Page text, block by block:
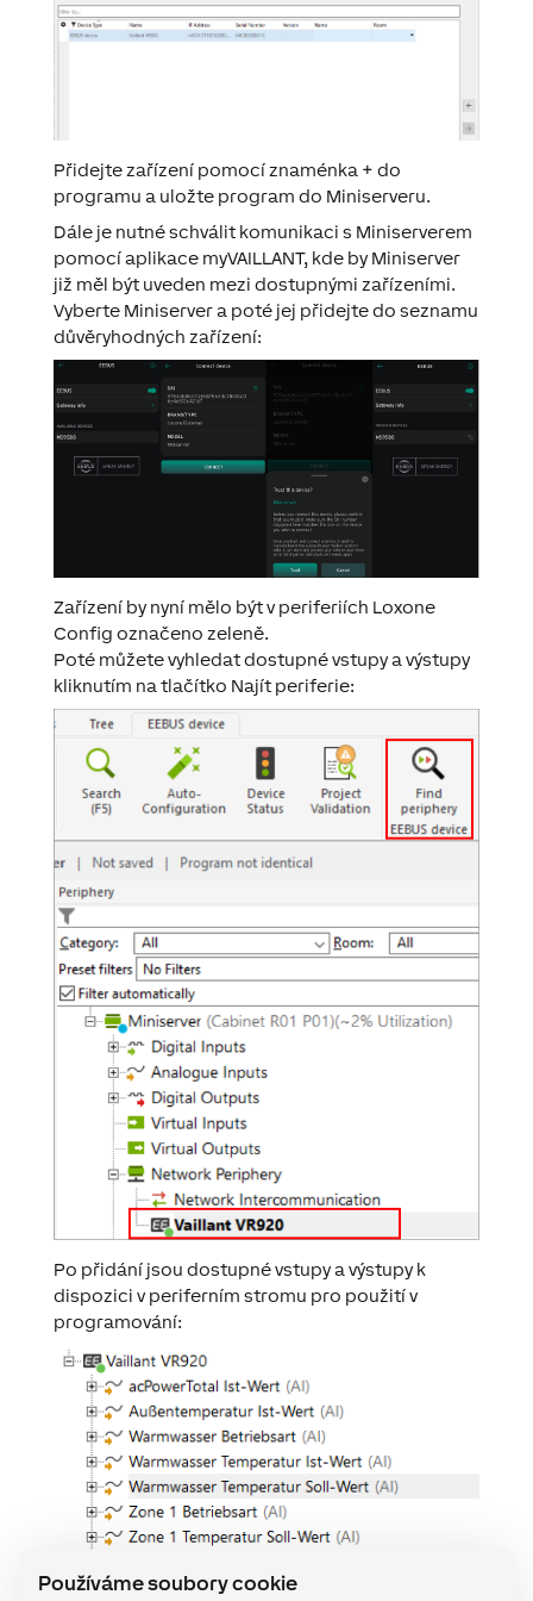
Používáme soubory cookie
Přidejte zařízení pomocí znaménka + do
programu a uložte program do Miniserveru.
Dále je nutné schválit komunikaci s Miniserverem
pomocí aplikace myVAILLANT, kde by Miniserver
již měl být uveden mezi dostupnými zařízeními.
Vyberte Miniserver a poté jej přidejte do seznamu
důvěryhodných zařízení:
Zařízení by nyní mělo být v periferiích Loxone
Config označeno zeleně.
Poté můžete vyhledat dostupné vstupy a výstupy
kliknutím na tlačítko Najít periferie:
Po přidání jsou dostupné vstupy a výstupy k
dispozici v periferním stromu pro použití v
programování: